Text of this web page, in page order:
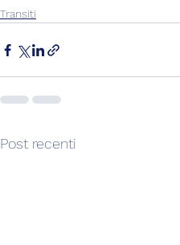
Transiti
Post recenti